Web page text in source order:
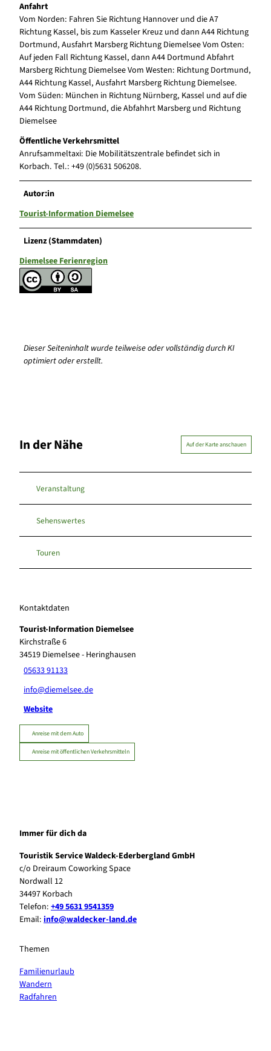
Anfahrt
Vom Norden: Fahren Sie Richtung Hannover und die A7
Richtung Kassel, bis zum Kasseler Kreuz und dann A44 Richtung
Dortmund, Ausfahrt Marsberg Richtung Diemelsee Vom Osten:
Auf jeden Fall Richtung Kassel, dann A44 Dortmund Abfahrt
Marsberg Richtung Diemelsee Vom Westen: Richtung Dortmund,
A44 Richtung Kassel, Ausfahrt Marsberg Richtung Diemelsee.
Vom Süden: München in Richtung Nürnberg, Kassel und auf die
A44 Richtung Dortmund, die Abfahhrt Marsberg und Richtung
Diemelsee
Öffentliche Verkehrsmittel
Anrufsammeltaxi: Die Mobilitätszentrale befindet sich in
Korbach. Tel.: +49 (0)5631 506208.
Autor:in
Tourist-Information Diemelsee
Lizenz (Stammdaten)
Diemelsee Ferienregion
Dieser Seiteninhalt wurde teilweise oder vollständig durch KI
optimiert oder erstellt.
In der Nähe Auf der Karte anschauen
Veranstaltung
Sehenswertes
Touren
Kontaktdaten
Tourist-Information Diemelsee
Kirchstraße 6
34519 Diemelsee- Heringhausen
05633 91133
info@diemelsee.de
Website
Anreise mit dem Auto
Anreise mit öffentlichen Verkehrsmitteln
Immer für dich da
Touristik Service Waldeck-Ederbergland GmbH
c/o Dreiraum Coworking Space
Nordwall 12
34497 Korbach
Telefon: +49 5631 9541359
Email: info@waldecker-land.de
Themen
Familienurlaub
Wandern
Radfahren